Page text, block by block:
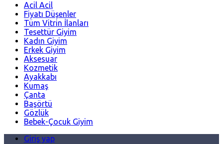
Acil Acil
Fiyatı Düşenler
Tüm Vitrin İlanları
Tesettür Giyim
Kadın Giyim
Erkek Giyim
Aksesuar
Kozmetik
Ayakkabı
Kumaş
Çanta
Başörtü
Gözlük
Bebek-Çocuk Giyim
Giriş yap